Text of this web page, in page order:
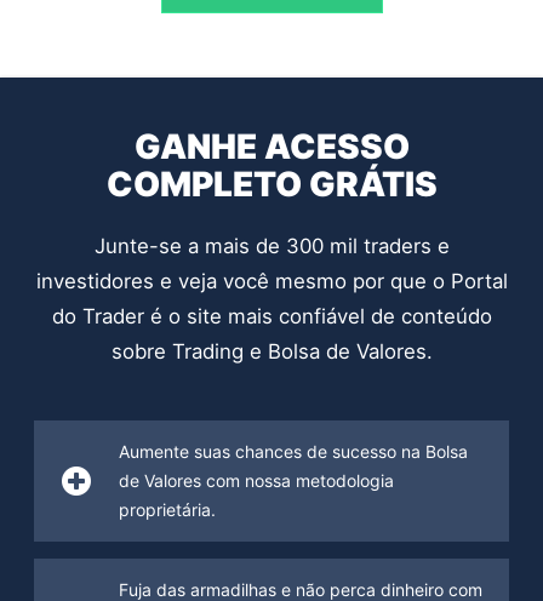
GANHE ACESSO
COMPLETO GRÁTIS
Junte-se a mais de 300 mil traders e
investidores e veja você mesmo por que o Portal
do Trader é o site mais confiável de conteúdo
sobre Trading e Bolsa de Valores.
Aumente suas chances de sucesso na Bolsa
de Valores com nossa metodologia
proprietária.
Fuja das armadilhas e não perca dinheiro com